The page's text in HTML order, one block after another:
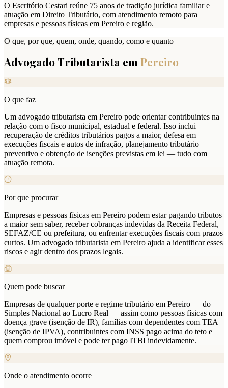
O Escritório Cestari reúne 75 anos de tradição jurídica familiar e
atuação em Direito Tributário, com atendimento remoto para
empresas e pessoas físicas em Pereiro e região.
O que, por que, quem, onde, quando, como e quanto
Advogado Tributarista em Pereiro
O que faz
Um advogado tributarista em Pereiro pode orientar contribuintes na
relação com o fisco municipal, estadual e federal. Isso inclui
recuperação de créditos tributários pagos a maior, defesa em
execuções fiscais e autos de infração, planejamento tributário
preventivo e obtenção de isenções previstas em lei — tudo com
atuação remota.
Por que procurar
Empresas e pessoas físicas em Pereiro podem estar pagando tributos
a maior sem saber, receber cobranças indevidas da Receita Federal,
SEFAZ/CE ou prefeitura, ou enfrentar execuções fiscais com prazos
curtos. Um advogado tributarista em Pereiro ajuda a identificar esses
riscos e agir dentro dos prazos legais.
Quem pode buscar
Empresas de qualquer porte e regime tributário em Pereiro — do
Simples Nacional ao Lucro Real — assim como pessoas físicas com
doença grave (isenção de IR), famílias com dependentes com TEA
(isenção de IPVA), contribuintes com INSS pago acima do teto e
quem comprou imóvel e pode ter pago ITBI indevidamente.
Onde o atendimento ocorre